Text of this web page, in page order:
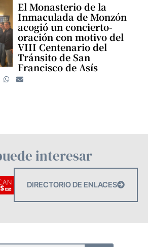
El Monasterio de la
Inmaculada de Monzón
acogió un concierto-
oración con motivo del
VIII Centenario del
Tránsito de San
Francisco de Asís
interesar
DIRECTORIO DE ENLACES